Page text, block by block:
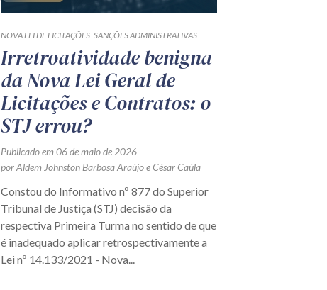
NOVA LEI DE LICITAÇÕES SANÇÕES ADMINISTRATIVAS
Irretroatividade benigna
da Nova Lei Geral de
Licitações e Contratos: o
STJ errou?
Publicado em 06 de maio de 2026
porAldem Johnston Barbosa AraújoeCésar Caúla
Constou do Informativo nº 877 do Superior
Tribunal de Justiça (STJ) decisão da
respectiva Primeira Turma no sentido de que
é inadequado aplicar retrospectivamente a
Lei nº 14.133/2021 - Nova...